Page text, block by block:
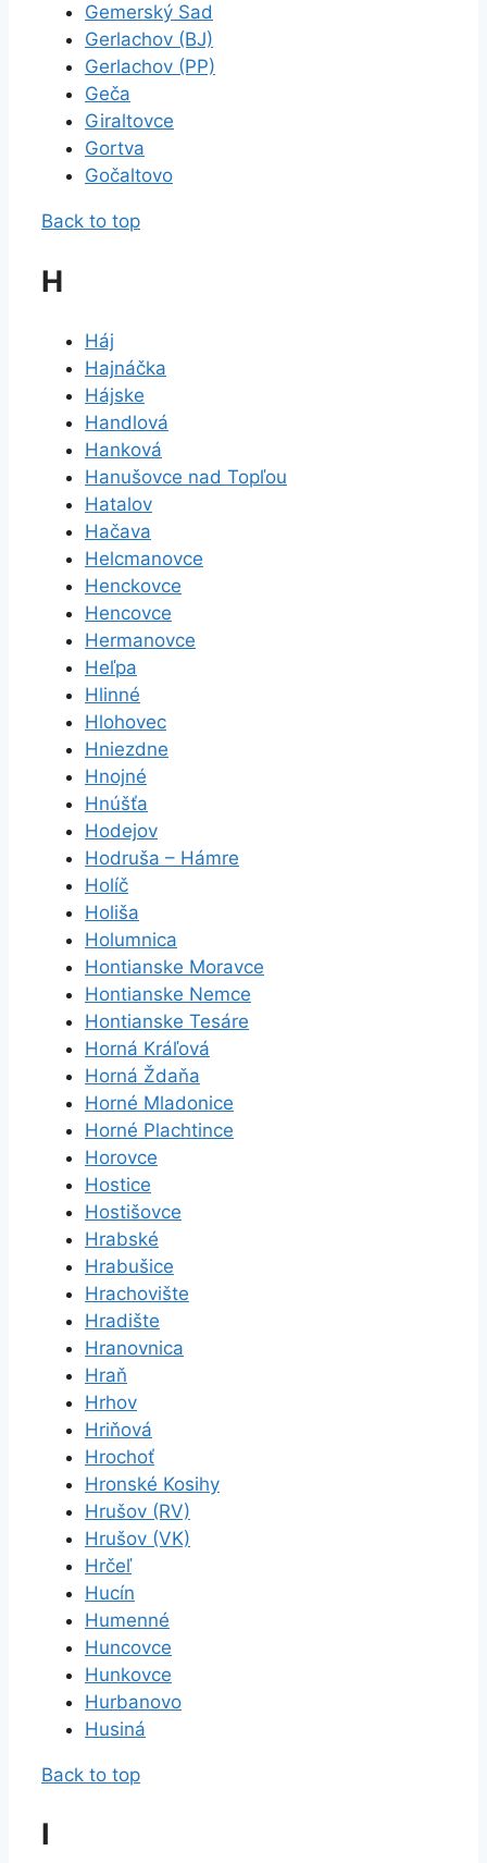
Gemerský Sad
Gerlachov (BJ)
Gerlachov (PP)
Geča
Giraltovce
Gortva
Gočaltovo
Back to top
H
Háj
Hajnáčka
Hájske
Handlová
Hanková
Hanušovce nad Topľou
Hatalov
Hačava
Helcmanovce
Henckovce
Hencovce
Hermanovce
Heľpa
Hlinné
Hlohovec
Hniezdne
Hnojné
Hnúšťa
Hodejov
Hodruša – Hámre
Holíč
Holiša
Holumnica
Hontianske Moravce
Hontianske Nemce
Hontianske Tesáre
Horná Kráľová
Horná Ždaňa
Horné Mladonice
Horné Plachtince
Horovce
Hostice
Hostišovce
Hrabské
Hrabušice
Hrachovište
Hradište
Hranovnica
Hraň
Hrhov
Hriňová
Hrochoť
Hronské Kosihy
Hrušov (RV)
Hrušov (VK)
Hrčeľ
Hucín
Humenné
Huncovce
Hunkovce
Hurbanovo
Husiná
Back to top
I